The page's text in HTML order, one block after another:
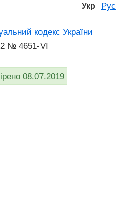
Укр Рус
кодекс України
№ 4651-VI
08.07.2019